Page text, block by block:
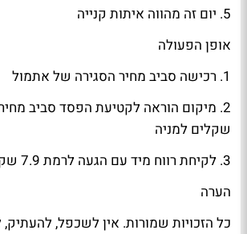
5. יום זה מהווה איתות קנייה
אופן הפעולה
1. רכישה סביב מחיר הסגירה של אתמול
שקלים למניה
3. לקיחת רווח מיד עם הגעה לרמת 7.9 שקלים למניה
הערה
כל הזכויות שמורות. אין לשכפל,